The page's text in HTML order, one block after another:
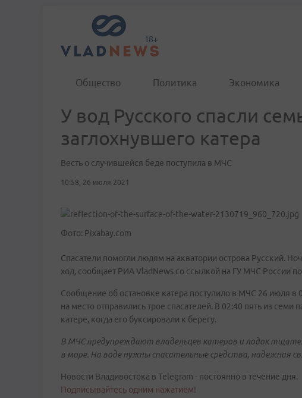
Общество Политика Экономика
У вод Русского спасли
заглохнувшего катера
Весть о случившейся беде поступила в МЧС
10:58, 26 июля 2021
Фото: Pixabay.com
Спасатели помогли людям на акватории острова Русский.
ход, сообщает РИА VladNews со ссылкой на ГУ МЧС России
Сообщение об остановке катера поступило в МЧС 26 июля в
на место отправились трое спасателей. В 02:40 пять из семи
катере, когда его буксировали к берегу.
В МЧС предупреждают владельцев катеров и лодок
в море. На воде нужны спасательные средства, надежная
Новости Владивостока в Telegram - постоянно в течение дня.
Подписывайтесь одним нажатием!